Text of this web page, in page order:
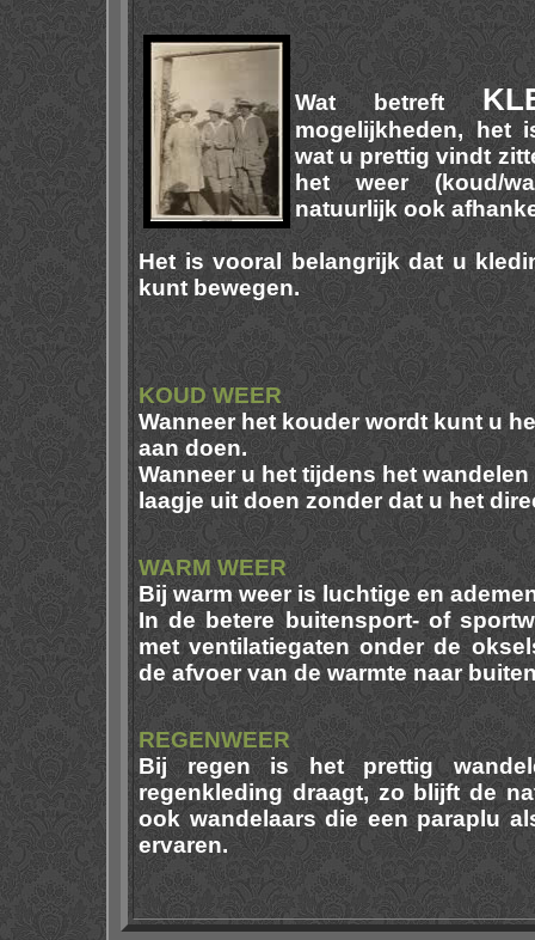
Wat betreft
mogelijkheden, het
wat u prettig vindt
het weer (koud/
natuurlijk ook
Het is vooral belangrijk dat u
kunt bewegen.
KOUD WEER
Wanneer het kouder wordt kunt u
aan doen.
Wanneer u het tijdens het
laagje uit doen zonder dat u het
WARM WEER
Bij warm weer is luchtige en
In de betere buitensport- of
met ventilatiegaten onder de
de afvoer van de warmte naar
REGENWEER
Bij regen is het prettig
regenkleding draagt, zo blijft de
ook wandelaars die een paraplu
ervaren.